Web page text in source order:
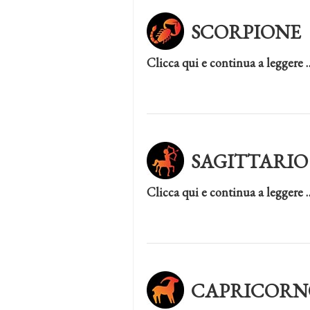
SCORPIONE
Clicca qui e continua a leggere
SAGITTARIO
Clicca qui e continua a leggere